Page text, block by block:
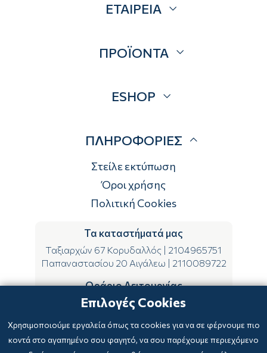
ΕΤΑΙΡΕΙΑ
Επικοινωνία
ΠΡΟΪΟΝΤΑ
Brands
ESHOP
Τρόποι αποστολής
Τρόποι πληρωμής
Επιστροφές
ΠΛΗΡΟΦΟΡΙΕΣ
Στείλε εκτύπωση
Όροι χρήσης
Πολιτική Cookies
Τα καταστήματά μας
Ταξιαρχών 67 Κορυδαλλός | 2104965751
Παπαναστασίου 20 Αιγάλεω | 2110089722
Ωράριο Λειτουργίας
ΔΕ-ΤΕ-ΣΑ 09:00-15:00
Επιλογές Cookies
Χρησιμοποιούμε εργαλεία όπως τα cookies για να σε φέρνουμε πιο
κοντά στο αγαπημένο σου φαγητό, να σου παρέχουμε περιεχόμενο